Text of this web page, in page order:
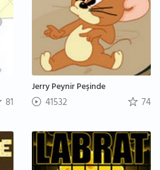
81
Jerry Peynir Peşinde
41532 74